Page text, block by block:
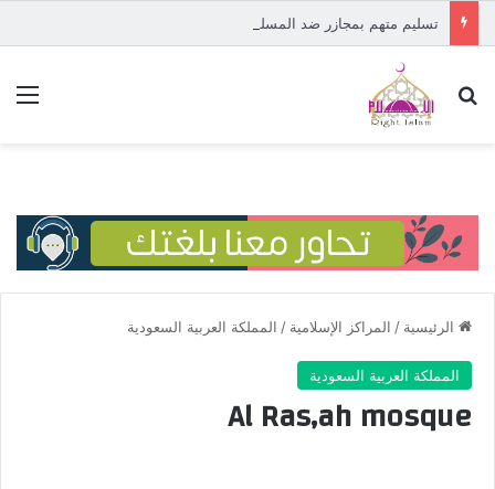
بحث عن
الرئيسية / المراكز الإسلامية / المملكة العربية السعودية
المملكة العربية السعودية
Al Ras,ah mosque